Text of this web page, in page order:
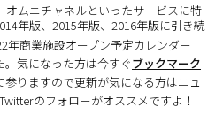
オムニチャネルといったサービスに特
年版、2015年版、 2016年版に引き続
年商業施設オープン予定カレンダー
。気になった方は今すぐブックマーク
参りますので更新が気になる方はニュ
Twitterのフォローがオススメですよ！